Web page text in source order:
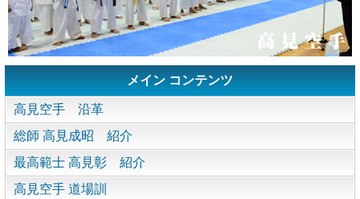
メイン コンテンツ
高見空手 沿革
総師 高見成昭 紹介
最高範士 高見彰 紹介
高見空手 道場訓